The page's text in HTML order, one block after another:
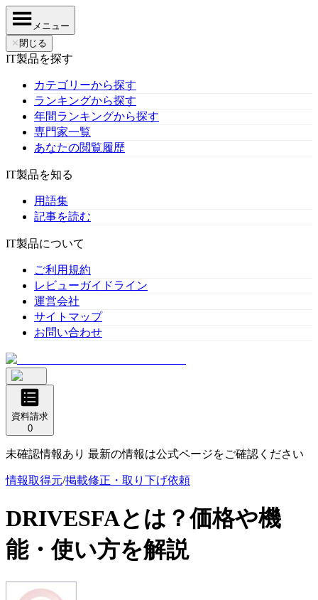
メニュー
✕ 閉じる
IT製品を探す
カテゴリーから探す
ランキングから探す
年間ランキングから探す
専門家一覧
あなたの閲覧履歴
IT製品を知る
用語集
記事を読む
IT製品について
ご利用規約
レビューガイドライン
運営会社
サイトマップ
お問い合わせ
資料請求
0
未確認情報あり 最新の情報は公式ページをご確認ください
情報取得元/掲載修正・取り下げ依頼
DRIVESFAとは？価格や機
能・使い方を解説